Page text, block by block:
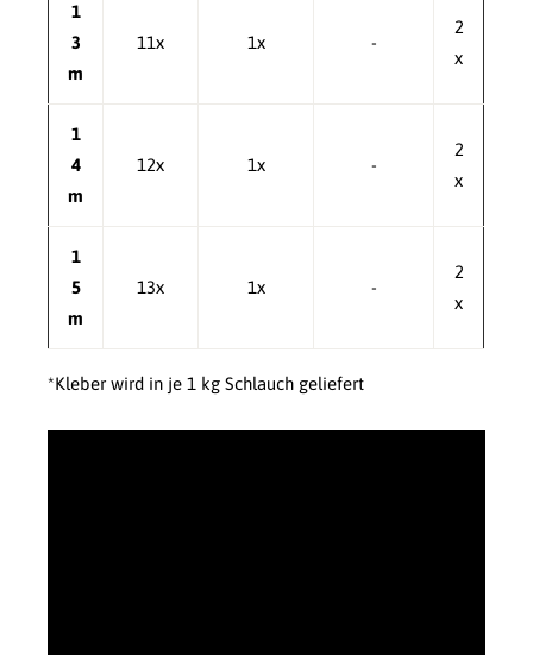
1
3
m
11x 1x -
2
x
1
4
m
12x 1x -
2
x
1
5
m
13x 1x -
2
x
*Kleber wird in je 1 kg Schlauch geliefert